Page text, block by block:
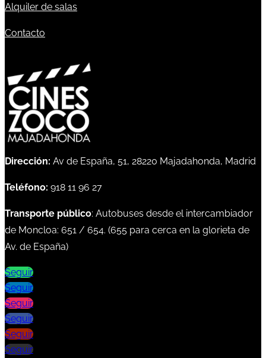
Alquiler de salas
Contacto
Dirección: Av de España, 51, 28220 Majadahonda, Madrid
Teléfono: 918 11 96 27
Transporte público: Autobuses desde el intercambiador
de Moncloa: 651 / 654. (655 para cerca en la glorieta de
Av. de España)
Seguir
Seguir
Seguir
Seguir
Seguir
Seguir